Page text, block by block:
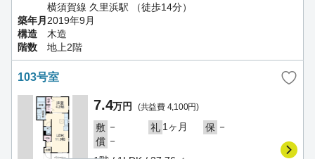
横須賀線 久里浜駅 （徒歩14分）
築年月2019年9月
構造
木造
階数
地上2階
103号室
7.4万円 (共益費 4,100円)
敷 － 礼 1ヶ月 保 －
償 －